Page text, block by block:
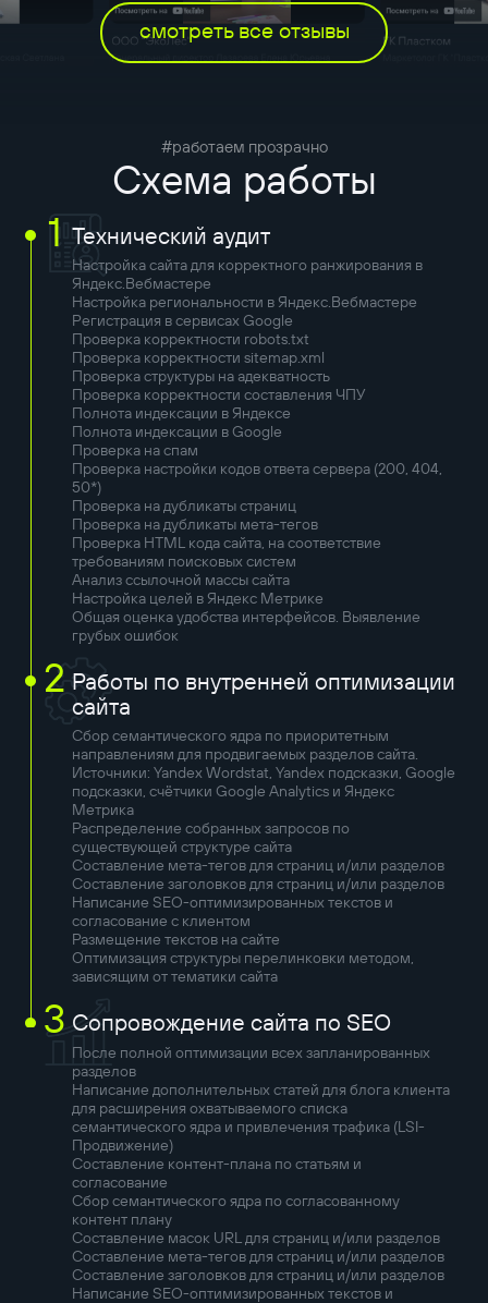
смотреть все отзывы
#работаем прозрачно
Схема работы
1 Технический аудит
Настройка сайта для корректного ранжирования в
Яндекс.Вебмастере
Настройка региональности в Яндекс.Вебмастере
Регистрация в сервисах Google
Проверка корректности robots.txt
Проверка корректности sitemap.xml
Проверка структуры на адекватность
Проверка корректности составления ЧПУ
Полнота индексации в Яндексе
Полнота индексации в Google
Проверка на спам
Проверка настройки кодов ответа сервера (200, 404,
50*)
Проверка на дубликаты страниц
Проверка на дубликаты мета-тегов
Проверка HTML кода сайта, на соответствие
требованиям поисковых систем
Анализ ссылочной массы сайта
Настройка целей в Яндекс Метрике
Общая оценка удобства интерфейсов. Выявление
грубых ошибок
2 Работы по внутренней оптимизации
сайта
Сбор семантического ядра по приоритетным
направлениям для продвигаемых разделов сайта.
Источники: Yandex Wordstat, Yandex подсказки, Google
подсказки, счётчики Google Analytics и Яндекс
Метрика
Распределение собранных запросов по
существующей структуре сайта
Составление мета-тегов для страниц и/или разделов
Составление заголовков для страниц и/или разделов
Написание SEO-оптимизированных текстов и
согласование с клиентом
Размещение текстов на сайте
Оптимизация структуры перелинковки методом,
зависящим от тематики сайта
3 Сопровождение сайта по SEO
После полной оптимизации всех запланированных
разделов
Написание дополнительных статей для блога клиента
для расширения охватываемого списка
семантического ядра и привлечения трафика (LSI-
Продвижение)
Составление контент-плана по статьям и
согласование
Сбор семантического ядра по согласованному
контент плану
Составление масок URL для страниц и/или разделов
Составление мета-тегов для страниц и/или разделов
Составление заголовков для страниц и/или разделов
Написание SEO-оптимизированных текстов и